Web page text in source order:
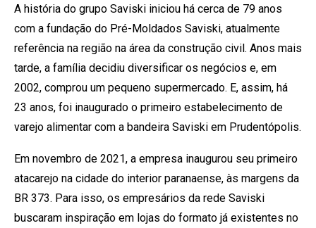
A história do grupo Saviski iniciou há cerca de 79 anos
com a fundação do Pré-Moldados Saviski, atualmente
referência na região na área da construção civil. Anos mais
tarde, a família decidiu diversificar os negócios e, em
2002, comprou um pequeno supermercado. E, assim, há
23 anos, foi inaugurado o primeiro estabelecimento de
varejo alimentar com a bandeira Saviski em Prudentópolis.
Em novembro de 2021, a empresa inaugurou seu primeiro
atacarejo na cidade do interior paranaense, às margens da
BR 373. Para isso, os empresários da rede Saviski
buscaram inspiração em lojas do formato já existentes no